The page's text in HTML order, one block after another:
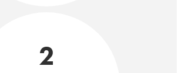
2